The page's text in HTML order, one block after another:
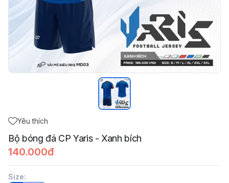
Yêu thích
Bộ bóng đá CP Yaris - Xanh bích
140.000đ
Size: